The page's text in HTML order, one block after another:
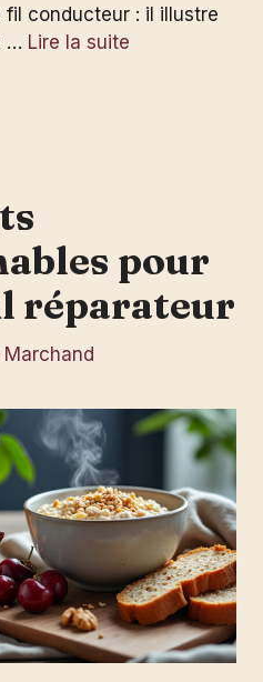
conducteur : il illustre
… Lire la suite
pour
réparateur